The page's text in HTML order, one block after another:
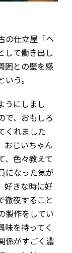
の仕立屋「ヘ
して働き出し
囲との壁を感
う。
うにしまし
で、おもしろ
くれました
おじいちゃん
、色々教えて
になった気が
好きな時に好
徹夜すること
製作をしてい
味を持ってく
係がすごく濃